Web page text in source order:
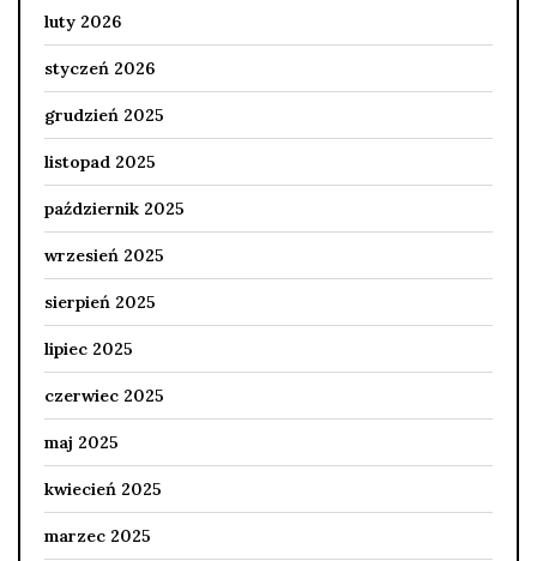
luty 2026
styczeń 2026
grudzień 2025
listopad 2025
październik 2025
wrzesień 2025
sierpień 2025
lipiec 2025
czerwiec 2025
maj 2025
kwiecień 2025
marzec 2025